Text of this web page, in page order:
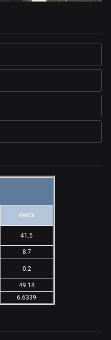
Venta
41.5
8.7
0.2
49.18
6.6339